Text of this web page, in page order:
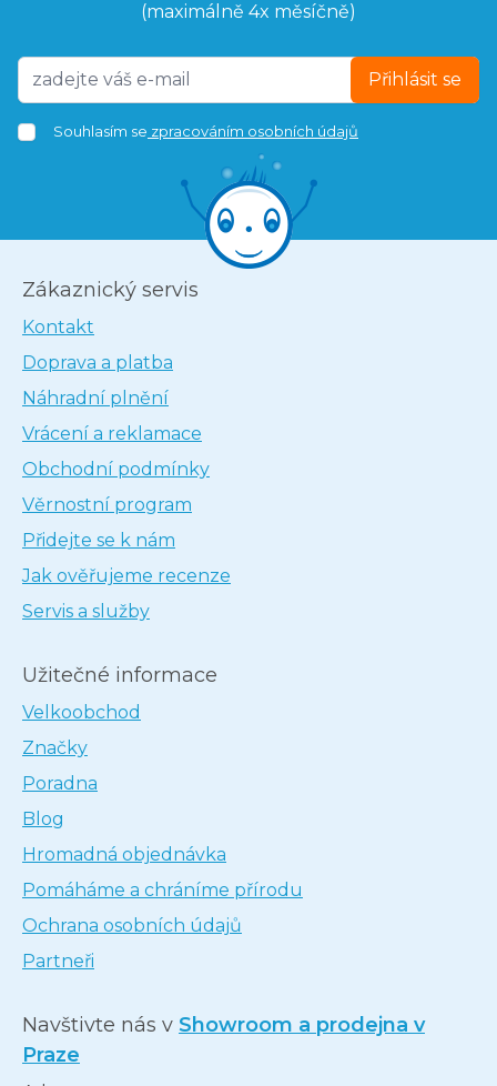
(maximálně 4x měsíčně)
Přihlásit se
Souhlasím se zpracováním osobních údajů
Zákaznický servis
Kontakt
Doprava a platba
Náhradní plnění
Vrácení a reklamace
Obchodní podmínky
Věrnostní program
Přidejte se k nám
Jak ověřujeme recenze
Servis a služby
Užitečné informace
Velkoobchod
Značky
Poradna
Blog
Hromadná objednávka
Pomáháme a chráníme přírodu
Ochrana osobních údajů
Partneři
Navštivte nás v Showroom a prodejna v
Praze